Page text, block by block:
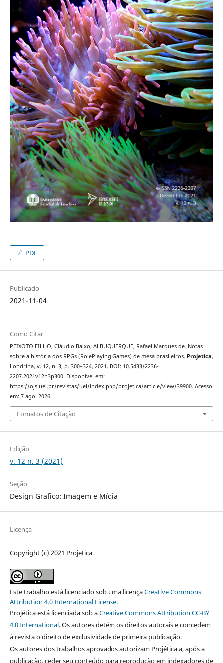
PDF
Publicado
2021-11-04
Como Citar
PEIXOTO FILHO, Cláudio Baixo; ALBUQUERQUE, Rafael Marques de. Notas
sobre a história dos RPGs (RolePlaying Games) de mesa brasileiros. Projetica,
Londrina, v. 12, n. 3, p. 300–324, 2021. DOI: 10.5433/2236-
2207.2021v12n3p300. Disponível em:
https://ojs.uel.br/revistas/uel/index.php/projetica/article/view/39900. Acesso
em: 7 ago. 2026.
Fomatos de Citação
Edição
v. 12 n. 3 (2021)
Seção
Design Grafico: Imagem e Mídia
Licença
Copyright (c) 2021 Projetica
Este trabalho está licenciado sob uma licençaCreative Commons
Attribution 4.0 International License.
Projética está licenciada sob aCreative Commons Attribution CC-BY
4.0 International. Os autores detém os direitos autorais e concedem
à revista o direito de exclusividade de primeira publicação.
Os autores dos trabalhos aprovados autorizam Projética a, após a
publicação, ceder seu conteúdo para reprodução em indexadores de